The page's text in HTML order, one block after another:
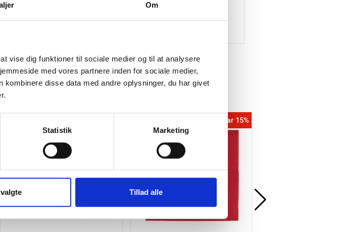
Om
vise dig funktioner til sociale medier og til at analysere
med vores partnere inden for sociale medier,
disse data med andre oplysninger, du har givet
Statistik Marketing
Tillad alle
Spar 15%